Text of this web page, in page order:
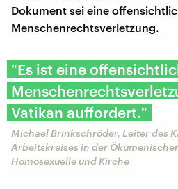
Dokument sei eine
Menschenrechtsverletzung.
"Es ist eine
Vatikan auffordert."
Michael Brinkschröder, Leiter des
Arbeitskreises in der
Homosexuelle und Kirche